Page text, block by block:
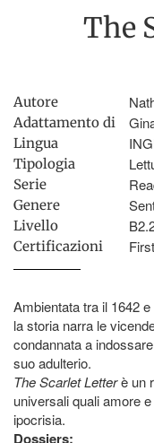
The
Autore
Adattamento di
Lingua
Tipologia
Serie
Genere
Livello
Certificazioni
Ambientata tra il 1642
la storia narra le
condannata a
suo adulterio.
The Scarlet Letterè un
universali quali amore
ipocrisia.
Dossiers: